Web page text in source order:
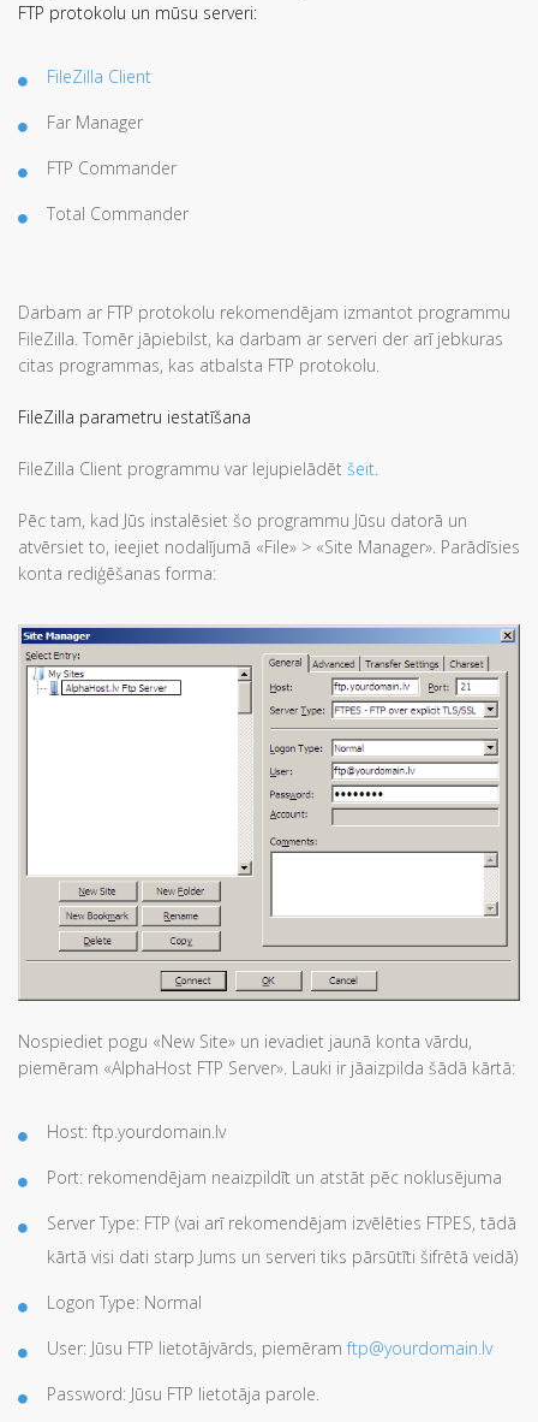
FTP protokolu un mūsu serveri:
FileZilla Client
Far Manager
FTP Commander
Total Commander
Darbam ar FTP protokolu rekomendējam izmantot programmu
FileZilla. Tomēr jāpiebilst, ka darbam ar serveri der arī jebkuras
citas programmas, kas atbalsta FTP protokolu.
FileZilla parametru iestatīšana
FileZilla Client programmu var lejupielādēt šeit.
Pēc tam, kad Jūs instalēsiet šo programmu Jūsu datorā un
atvērsiet to, ieejiet nodalījumā «File» > «Site Manager». Parādīsies
konta rediģēšanas forma:
Nospiediet pogu «New Site» un ievadiet jaunā konta vārdu,
piemēram «AlphaHost FTP Server». Lauki ir jāaizpilda šādā kārtā:
Host: ftp.yourdomain.lv
Port: rekomendējam neaizpildīt un atstāt pēc noklusējuma
Server Type: FTP (vai arī rekomendējam izvēlēties FTPES, tādā
kārtā visi dati starp Jums un serveri tiks pārsūtīti šifrētā veidā)
Logon Type: Normal
User: Jūsu FTP lietotājvārds, piemēramftp@yourdomain.lv
Password: Jūsu FTP lietotāja parole.